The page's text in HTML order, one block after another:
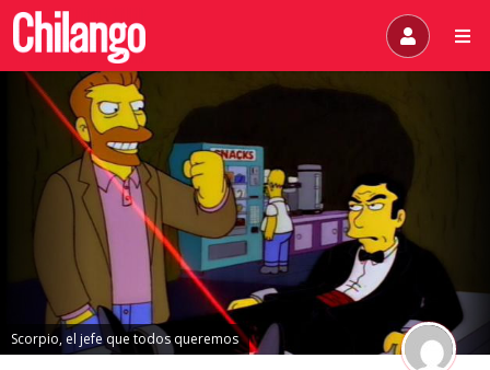
Scorpio, el jefe que todos queremos